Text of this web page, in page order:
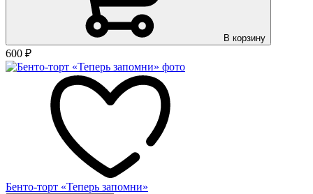
В корзину
600 ₽
Бенто-торт «Теперь запомни»